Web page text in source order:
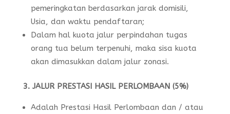
pemeringkatan berdasarkan jarak domisili,
Usia, dan waktu pendaftaran;
Dalam hal kuota jalur perpindahan tugas
orang tua belum terpenuhi, maka sisa kuota
akan dimasukkan dalam jalur zonasi.
3. JALUR PRESTASI HASIL PERLOMBAAN (5%)
Adalah Prestasi Hasil Perlombaan dan / atau